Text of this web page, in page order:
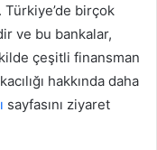
birçok
ve bu bankalar,
çeşitli finansman
hakkında daha
sayfasını ziyaret